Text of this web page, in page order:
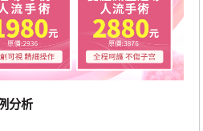
分析